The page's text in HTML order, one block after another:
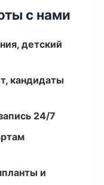
с нами
детский
кандидаты
24/7
и